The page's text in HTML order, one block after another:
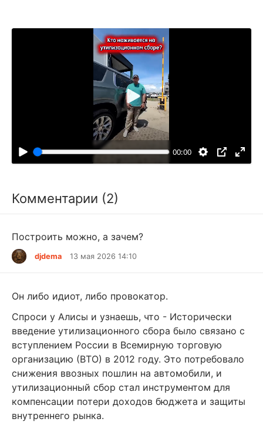
00:00
В
о
с
п
р
е
т
Комментарии (2)
Построить можно, а зачем?
djdema 13 мая 2026 14:10
Он либо идиот, либо провокатор.
Спроси у Алисы и узнаешь, что - Исторически
введение утилизационного сбора было связано с
вступлением России в Всемирную торговую
организацию (ВТО) в 2012 году. Это потребовало
снижения ввозных пошлин на автомобили, и
утилизационный сбор стал инструментом для
компенсации потери доходов бюджета и защиты
внутреннего рынка.